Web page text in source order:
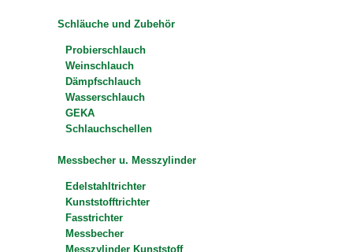
Schläuche und Zubehör
Probierschlauch
Weinschlauch
Dämpfschlauch
Wasserschlauch
GEKA
Schlauchschellen
Messbecher u. Messzylinder
Edelstahltrichter
Kunststofftrichter
Fasstrichter
Messbecher
Messzylinder Kunststoff